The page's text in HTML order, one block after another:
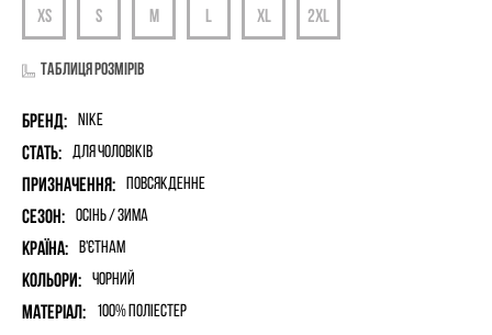
Таблиця розмірів
Бренд: Nike
Стать: для чоловіків
Призначення: Повсякденне
Сезон: Осінь / Зима
Країна: В'єтнам
Кольори: Чорний
Матеріал: 100% поліестер